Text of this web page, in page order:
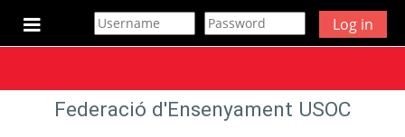
Ves al contingut principal
Panell lateral
Log in
Federació d'Ensenyament USOC